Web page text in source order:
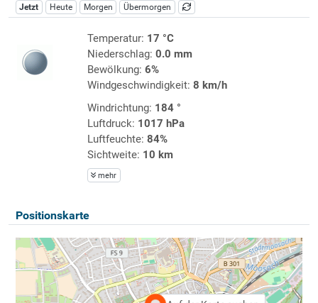
Jetzt Heute Morgen Übermorgen
Temperatur: 17 °C
Niederschlag: 0.0 mm
Bewölkung: 6%
Windgeschwindigkeit: 8 km/h
Windrichtung: 184 °
Luftdruck: 1017 hPa
Luftfeuchte: 84%
Sichtweite: 10 km
mehr
Positionskarte